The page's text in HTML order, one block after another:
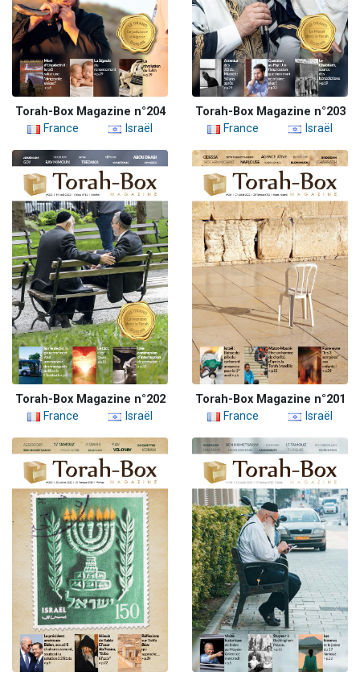
Torah-Box Magazine n°204
France
Israël
Torah-Box Magazine n°203
France
Israël
Torah-Box Magazine n°202
France
Israël
Torah-Box Magazine n°201
France
Israël